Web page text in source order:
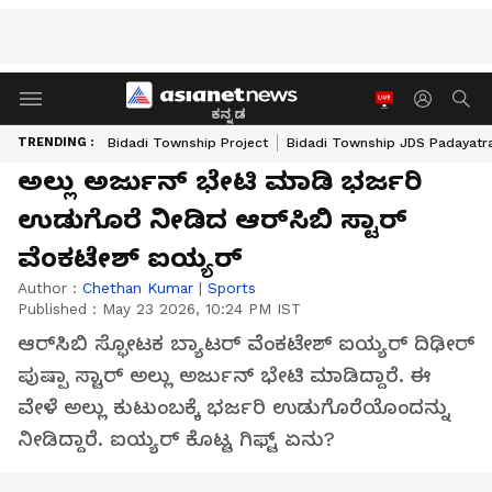
ಕನ್ನಡ
TRENDING : Bidadi Township Project Bidadi Township JDS
ಅಲ್ಲು ಅರ್ಜುನ್ ಭೇಟಿ ಮಾಡಿ ಭರ್ಜರಿ
ಉಡುಗೊರೆ ನೀಡಿದ ಆರ್‌ಸಿಬಿ ಸ್ಟಾರ್
ವೆಂಕಟೇಶ್ ಐಯ್ಯರ್
Author : Chethan Kumar | Sports
Published : May 23 2026, 10:24 PM IST
ಆರ್‌ಸಿಬಿ ಸ್ಫೋಟಕ ಬ್ಯಾಟರ್ ವೆಂಕಟೇಶ್ ಐಯ್ಯರ್ ದಿಢೀರ್
ಪುಷ್ಪಾ ಸ್ಟಾರ್ ಅಲ್ಲು ಅರ್ಜುನ್ ಭೇಟಿ ಮಾಡಿದ್ದಾರೆ. ಈ
ವೇಳೆ ಅಲ್ಲು ಕುಟುಂಬಕ್ಕೆ ಭರ್ಜರಿ ಉಡುಗೊರೆಯೊಂದನ್ನು
ನೀಡಿದ್ದಾರೆ. ಐಯ್ಯರ್ ಕೊಟ್ಟ ಗಿಫ್ಟ್ ಏನು?